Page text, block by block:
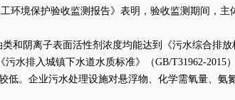
环境保护验收监测报告》表明，验收监测期间，
和阴离子表面活性剂浓度均能达到《污水综合排
水排入城镇下水道水质标准》（GB/T31962-
。企业污水处理设施对悬浮物、化学需氧量、氨